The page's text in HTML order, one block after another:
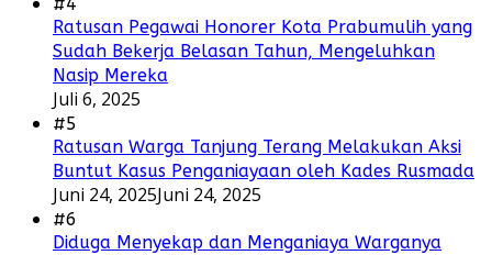
#4
Ratusan Pegawai Honorer Kota Prabumulih yang
Sudah Bekerja Belasan Tahun, Mengeluhkan
Nasip Mereka
Juli 6, 2025
#5
Ratusan Warga Tanjung Terang Melakukan Aksi
Buntut Kasus Penganiayaan oleh Kades Rusmada
Juni 24, 2025Juni 24, 2025
#6
Diduga Menyekap dan Menganiaya Warganya